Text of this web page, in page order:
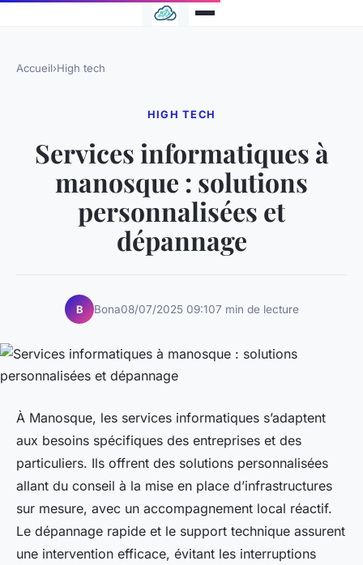
Accueil›High tech
HIGH TECH
Services informatiques à
manosque : solutions
personnalisées et
dépannage
B Bona08/07/2025 09:107 min de lecture
À Manosque, les services informatiques s’adaptent
aux besoins spécifiques des entreprises et des
particuliers. Ils offrent des solutions personnalisées
allant du conseil à la mise en place d’infrastructures
sur mesure, avec un accompagnement local réactif.
Le dépannage rapide et le support technique assurent
une intervention efficace, évitant les interruptions